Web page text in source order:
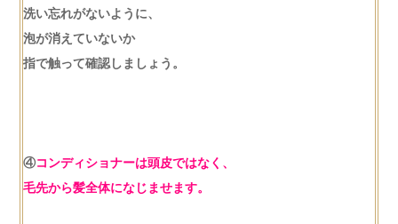
洗い忘れがないように、
泡が消えていないか
指で触って確認しましょう。
④コンディショナーは頭皮ではなく、
毛先から髪全体になじませます。